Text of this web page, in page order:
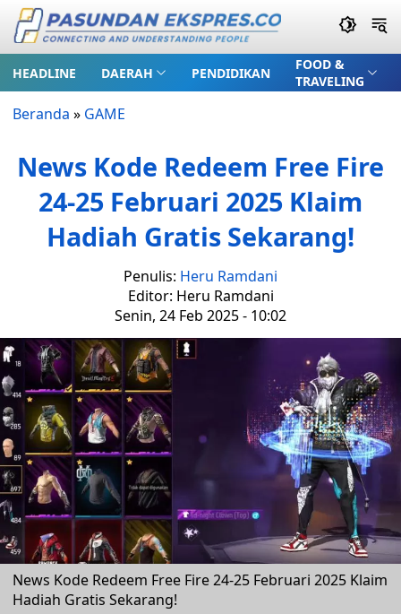
HEADLINE DAERAH PENDIDIKAN
FOOD &
TRAVELING
Beranda » GAME
News Kode Redeem Free Fire
24-25 Februari 2025 Klaim
Hadiah Gratis Sekarang!
Penulis: Heru Ramdani
Editor: Heru Ramdani
Senin, 24 Feb 2025 - 10:02
News Kode Redeem Free Fire 24-25 Februari 2025 Klaim
Hadiah Gratis Sekarang!